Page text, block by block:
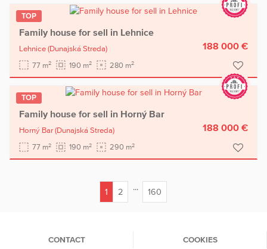
TOP
Family house for sell in Lehnice
Lehnice (Dunajská Streda)
77 m2 190 m2 280 m2
188 000 €
TOP
Family house for sell in Horný Bar
Horný Bar (Dunajská Streda)
77 m2 190 m2 290 m2
188 000 €
1
2 ... 160
CONTACT COOKIES